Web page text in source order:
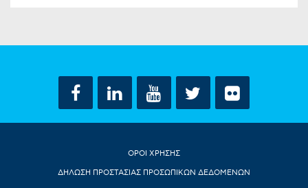
ΟΡΟΙ ΧΡΗΣΗΣ
ΔΗΛΩΣΗ ΠΡΟΣΤΑΣΙΑΣ ΠΡΟΣΩΠΙΚΩΝ ΔΕΔΟΜΕΝΩΝ